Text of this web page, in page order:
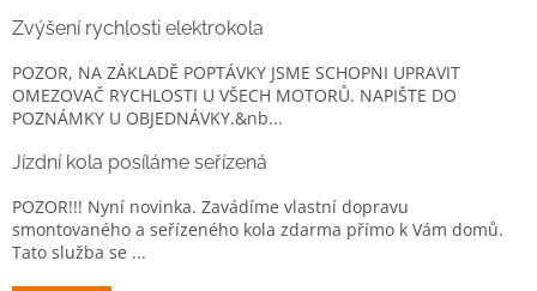
Zvýšení rychlosti elektrokola
POZOR, NA ZÁKLADĚ POPTÁVKY JSME SCHOPNI UPRAVIT
OMEZOVAČ RYCHLOSTI U VŠECH MOTORŮ. NAPIŠTE DO
POZNÁMKY U OBJEDNÁVKY.&nb...
Jízdní kola posíláme seřízená
POZOR!!! Nyní novinka. Zavádíme vlastní dopravu
smontovaného a seřízeného kola zdarma přímo k Vám domů.
Tato služba se ...